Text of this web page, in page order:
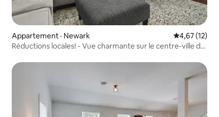
Appartement · Newark Note
4,67 (12)
Réductions locales! - Vue charmante sur le centre-ville de